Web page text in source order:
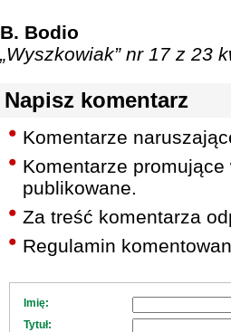
B. Bodio
„Wyszkowiak” nr 17 z 23
Napisz komentarz
Komentarze
Komentarze promujące
publikowane.
Za treść komentarza
Regulamin
Imię:
Tytuł: